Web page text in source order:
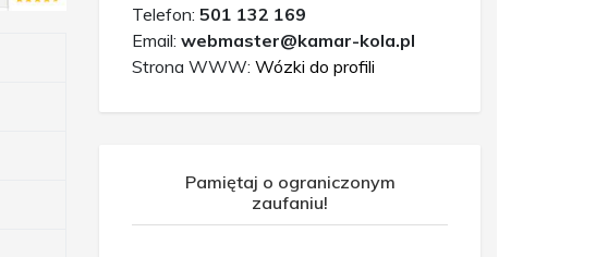
Telefon: 501 132 169
Email: webmaster@kamar-kola.pl
Strona WWW: Wózki do profili
Pamiętaj o ograniczonym
zaufaniu!